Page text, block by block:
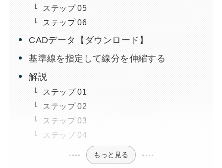
ステップ 05
ステップ 06
CADデータ【ダウンロード】
基準線を指定して線分を伸縮する
解説
ステップ 01
ステップ 02
ステップ 03
ステップ 04
もっと見る